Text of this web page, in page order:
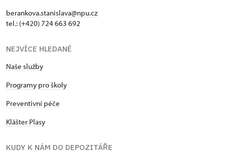
berankova.stanislava@npu.cz
tel.: (+420) 724 663 692
NEJVÍCE HLEDANÉ
Naše služby
Programy pro školy
Preventivní péče
Klášter Plasy
KUDY K NÁM DO DEPOZITÁŘE